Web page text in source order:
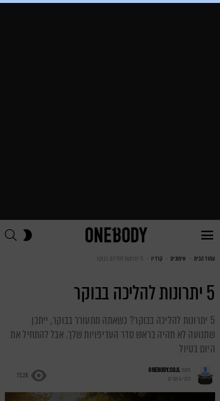
SKIN
You are here:
עמוד הבית אימונים קרדיו 5 יתרונות להליכה בבוקר
5 יתרונות להליכה בבוקר
5 יתרונות להליכה בבוקר? כשאתה מתעורר בבוקר, ייתכן
שתנועה לא תהיה בראש סדר העדיפויות שלך. אבל להתחיל את
היום בטיול
מאתONEBODY.CO.IL
לפני 4 שנים
72.2k